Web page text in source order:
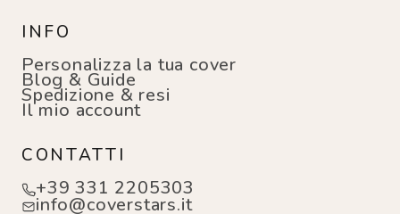
INFO
Personalizza la tua cover
Blog & Guide
Spedizione & resi
Il mio account
CONTATTI
+39 331 2205303
info@coverstars.it